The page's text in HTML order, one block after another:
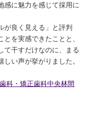
感に魅力を感じて採用に
が良く見える」と評判
を実感できたことと、
て干すだけなのに、まる
い声が挙がりました。
科・矯正歯科中央林間